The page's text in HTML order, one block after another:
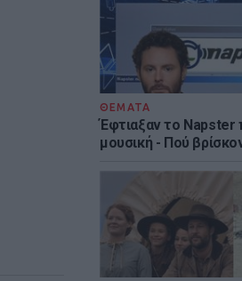
ΘΕΜΑΤΑ
Έφτιαξαν το Napster
μουσική - Πού